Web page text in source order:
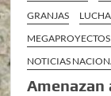
GRANJAS
NOTICIAS